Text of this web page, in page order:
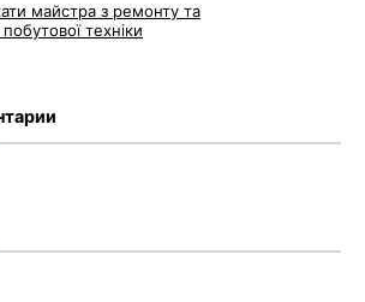
майстра з ремонту та
техніки